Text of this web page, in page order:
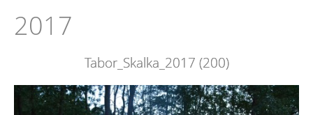
2017
Tabor_Skalka_2017 (200)